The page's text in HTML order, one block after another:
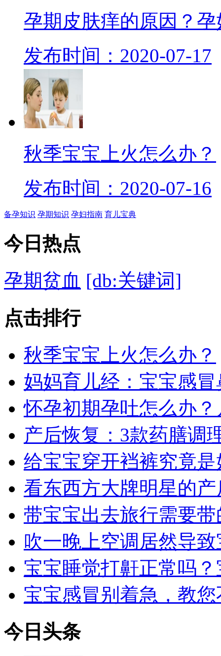
孕期皮肤痒的原因？
发布时间：2020-07-17
秋季宝宝上火怎么办？
发布时间：2020-07-16
备孕知识 孕期知识 孕妇指南 育儿宝典
今日 热点
孕期贫血 [db:关键词]
点击排行
秋季宝宝上火怎么办？
妈妈育儿经：宝宝感
怀孕初期孕吐怎么办
产后恢复：3款药膳调
给宝宝穿开裆裤究竟
看东西方大牌明星的
带宝宝出去旅行需要
吹一晚上空调居然导
宝宝睡觉打鼾正常吗
宝宝感冒别着急，教
今日 头条